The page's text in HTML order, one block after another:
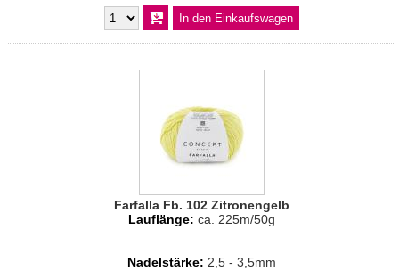
Farfalla Fb. 102 Zitronengelb
Lauflänge: ca. 225m/50g
Nadelstärke: 2,5 - 3,5mm